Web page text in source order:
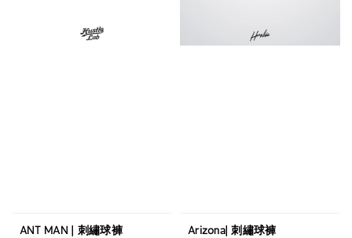
ANT MAN | 刺繡球褲 Arizona| 刺繡球褲